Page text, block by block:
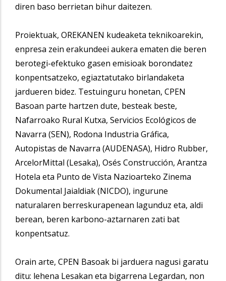
diren baso berrietan bihur daitezen.
Proiektuak, OREKANEN kudeaketa teknikoarekin,
enpresa zein erakundeei aukera ematen die beren
berotegi-efektuko gasen emisioak borondatez
konpentsatzeko, egiaztatutako birlandaketa
jardueren bidez. Testuinguru honetan, CPEN
Basoan parte hartzen dute, besteak beste,
Nafarroako Rural Kutxa, Servicios Ecológicos de
Navarra (SEN), Rodona Industria Gráfica,
Autopistas de Navarra (AUDENASA), Hidro Rubber,
ArcelorMittal (Lesaka), Osés Construcción, Arantza
Hotela eta Punto de Vista Nazioarteko Zinema
Dokumental Jaialdiak (NICDO), ingurune
naturalaren berreskurapenean lagunduz eta, aldi
berean, beren karbono-aztarnaren zati bat
konpentsatuz.
Orain arte, CPEN Basoak bi jarduera nagusi garatu
ditu: lehena Lesakan eta bigarrena Legardan, non